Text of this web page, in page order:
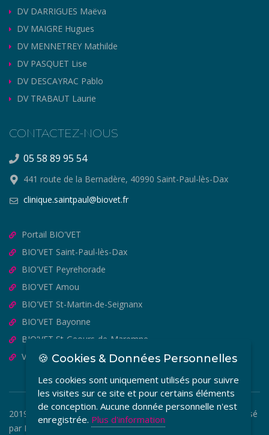
DV DARRIGUES Maëva
DV MAIGRE Hugues
DV MENNETREY Mathilde
DV PASQUET Lise
DV DESCAYRAC Pablo
DV TRABAUT Laurie
CONTACTEZ-NOUS
05 58 89 95 54
441 route de la Bernadère, 40990 Saint-Paul-lès-Dax
clinique.saintpaul@biovet.fr
Portail BIO'VET
BIO'VET Saint-Paul-lès-Dax
BIO'VET Peyrehorade
BIO'VET Amou
BIO'VET St-Martin-de-Seignanx
BIO'VET Bayonne
BIO'VET St-Geours-de-Maremne
VET'OSTEO
2019-2026 © BIO'VET - Copyright Tous Droits Réservés. Réalisé
par MEDIA VETO
🍪 Cookies & Données Personnelles
Les cookies sont uniquement utilisés pour suivre
les visites sur ce site et pour certains éléments
de conception. Aucune donnée personnelle n'est
enregistrée. Plus d'information